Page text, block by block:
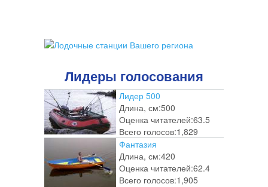
Лидеры голосования
Лидер 500
Длина, см:500
Оценка читателей:63.5
Всего голосов:1,829
Фантазия
Длина, см:420
Оценка читателей:62.4
Всего голосов:1,905